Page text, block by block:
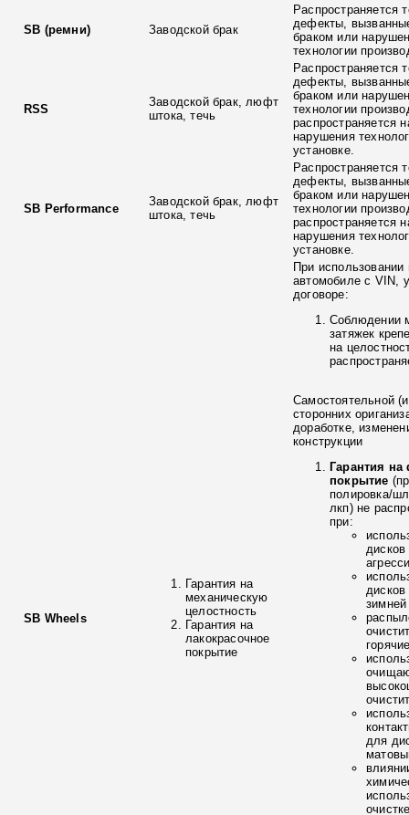
SB (ремни) Заводской брак
Распространяется
дефекты,
браком или
технологии
RSS
Заводской брак, люфт
штока, течь
Распространяется
дефекты,
браком или
технологии
распространяется
нарушения
установке.
SB Performance
Заводской брак, люфт
штока, течь
Распространяется
дефекты,
браком или
технологии
распространяется
нарушения
установке.
SB Wheels
Гарантия на
механическую
целостность
Гарантия на
лакокрасочное
покрытие
При использовании
автомобиле с VIN,
договоре:
Соблюдении
затяжек
на
Самостоятельной
сторонних
доработке,
конструкции
Гарантия
покрытие
полировка/
лкп) не
при:
зимней
для